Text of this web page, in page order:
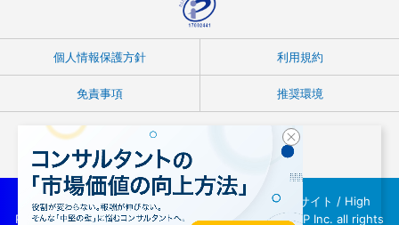
個人情報保護方針 利用規約
免責事項 推奨環境
Copyright © フリーランスコンサルタント案件紹介サイト / High
Performer Consultant(ハイパフォコンサル) / INTLOOP Inc. all rights